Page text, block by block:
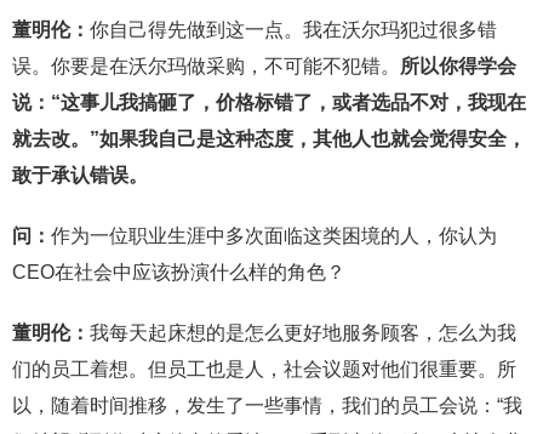
董明伦： 你自己得先做到这一点。我在沃尔玛犯过很多错
误。你要是在沃尔玛做采购，不可能不犯错。
所以你得学会
说： “这事儿我搞砸了，价格标错了，或者选品不对，我现在
就去改。 ”如果我自己是这种态度，其他人也就会觉得安全，
敢于承认错误。
问： 作为一位职业生涯中多次面临这类困境的人，你认为
CEO在社会中应该扮演什么样的角色？
董明伦： 我每天起床想的是怎么更好地服务顾客，怎么为我
们的员工着想。但员工也是人，社会议题对他们很重要。所
以，随着时间推移，发生了一些事情，我们的员工会说：“我